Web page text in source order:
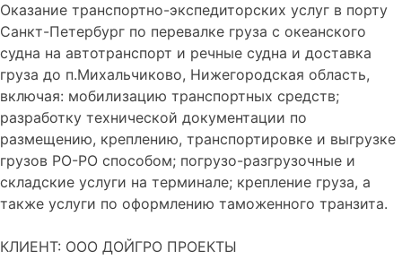
Оказание транспортно-экспедиторских услуг в порту
Санкт-Петербург по перевалке груза с океанского
судна на автотранспорт и речные судна и доставка
груза до п.Михальчиково, Нижегородская область,
включая: мобилизацию транспортных средств;
разработку технической документации по
размещению, креплению, транспортировке и выгрузке
грузов РО-РО способом; погрузо-разгрузочные и
складские услуги на терминале; крепление груза, а
также услуги по оформлению таможенного транзита.
КЛИЕНТ: ООО ДОЙГРО ПРОЕКТЫ